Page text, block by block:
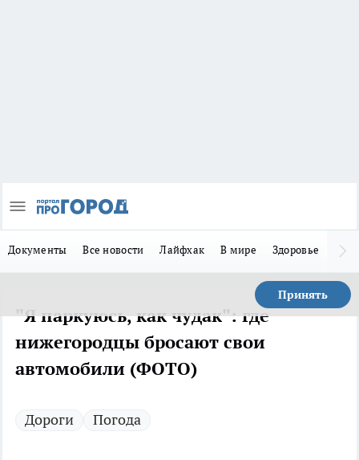
Документы Все новости Лайфхак В мире Здоровье
Принять
"Я паркуюсь, как чудак": где
нижегородцы бросают свои
автомобили (ФОТО)
Дороги Погода